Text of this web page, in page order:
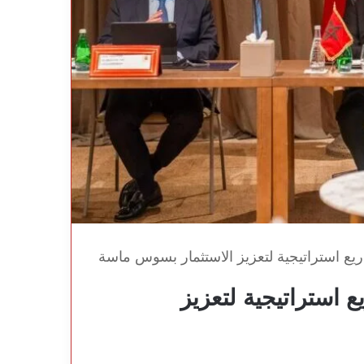
استراتيجية لتعزيز الاستثمار بسوس ماسة
استراتيجية لتعزيز